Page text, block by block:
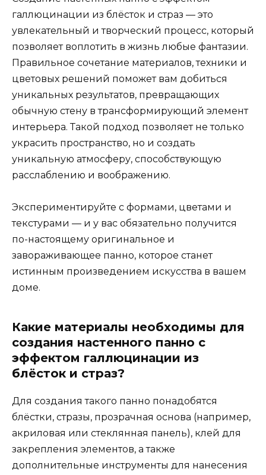
галлюцинации из блёсток и страз — это
увлекательный и творческий процесс, который
позволяет воплотить в жизнь любые фантазии.
Правильное сочетание материалов, техники и
цветовых решений поможет вам добиться
уникальных результатов, превращающих
обычную стену в трансформирующий элемент
интерьера. Такой подход позволяет не только
украсить пространство, но и создать
уникальную атмосферу, способствующую
расслаблению и воображению.
Экспериментируйте с формами, цветами и
текстурами — и у вас обязательно получится
по-настоящему оригинальное и
завораживающее панно, которое станет
истинным произведением искусства в вашем
доме.
Какие материалы необходимы для
создания настенного панно с
эффектом галлюцинации из
блёсток и страз?
Для создания такого панно понадобятся
блёстки, стразы, прозрачная основа (например,
акриловая или стеклянная панель), клей для
закрепления элементов, а также
дополнительные инструменты для нанесения